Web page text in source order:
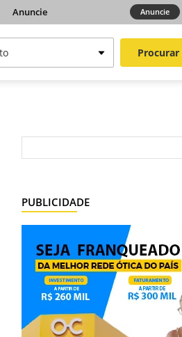
Anuncie Anuncie
Procurar
PUBLICIDADE